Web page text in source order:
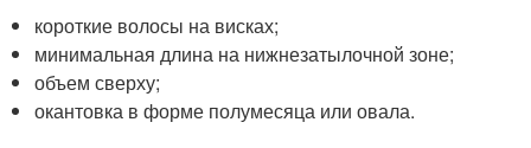
короткие волосы на висках;
минимальная длина на нижнезатылочной зоне;
объем сверху;
окантовка в форме полумесяца или овала.